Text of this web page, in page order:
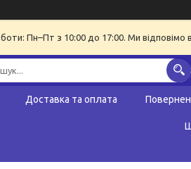
Пн–Пт з 10:00 до 17:00. Ми відповімо
Доставка та оплата